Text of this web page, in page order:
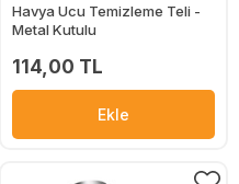
Havya Ucu Temizleme Teli -
Metal Kutulu
114,00 TL
Ekle